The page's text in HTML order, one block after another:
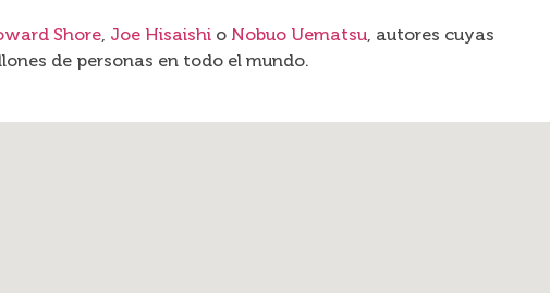
Shore Joe Hisaishi o Nobuo Uematsu , autores cuyas
de personas en todo el mundo.